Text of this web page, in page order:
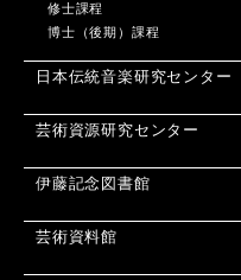
修士課程
博士（後期）課程
日本伝統音楽研究センター
芸術資源研究センター
伊藤記念図書館
芸術資料館